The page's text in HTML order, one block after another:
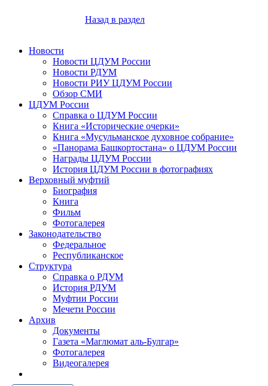
Назад в раздел
Новости
Новости ЦДУМ России
Новости РДУМ
Новости РИУ ЦДУМ России
Обзор СМИ
ЦДУМ России
Справка о ЦДУМ России
Книга «Исторические очерки»
Книга «Мусульманское духовное собрание»
«Панорама Башкортостана» о ЦДУМ России
Награды ЦДУМ России
История ЦДУМ России в фотографиях
Верховный муфтий
Биография
Книга
Фильм
Фотогалерея
Законодательство
Федеральное
Республиканское
Структура
Справка о РДУМ
История РДУМ
Муфтии России
Мечети России
Архив
Документы
Газета «Маглюмат аль-Булгар»
Фотогалерея
Видеогалерея